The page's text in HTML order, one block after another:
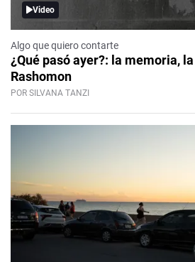
Video
Algo que quiero contarte
¿Qué pasó ayer?: la memoria,
Rashomon
POR SILVANA TANZI